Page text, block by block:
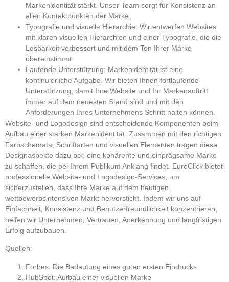
Markenidentität stärkt. Unser Team sorgt für Konsistenz an
allen Kontaktpunkten der Marke.
Typografie und visuelle Hierarchie: Wir entwerfen Websites
mit klaren visuellen Hierarchien und einer Typografie, die die
Lesbarkeit verbessert und mit dem Ton Ihrer Marke
übereinstimmt.
Laufende Unterstützung: Markenidentität ist eine
kontinuierliche Aufgabe. Wir bieten Ihnen fortlaufende
Unterstützung, damit Ihre Website und Ihr Markenauftritt
immer auf dem neuesten Stand sind und mit den
Anforderungen Ihres Unternehmens Schritt halten können.
Website- und Logodesign sind entscheidende Komponenten beim
Aufbau einer starken Markenidentität. Zusammen mit den richtigen
Farbschemata, Schriftarten und visuellen Elementen tragen diese
Designaspekte dazu bei, eine kohärente und einprägsame Marke
zu schaffen, die bei Ihrem Publikum Anklang findet. EuroClick bietet
professionelle Website- und Logodesign-Services, um
sicherzustellen, dass Ihre Marke auf dem heutigen
wettbewerbsintensiven Markt hervorsticht. Indem wir uns auf
Einfachheit, Konsistenz und Benutzerfreundlichkeit konzentrieren,
helfen wir Unternehmen, Vertrauen, Anerkennung und langfristigen
Erfolg aufzubauen.
Quellen:
Forbes: Die Bedeutung eines guten ersten Eindrucks
HubSpot: Aufbau einer visuellen Marke